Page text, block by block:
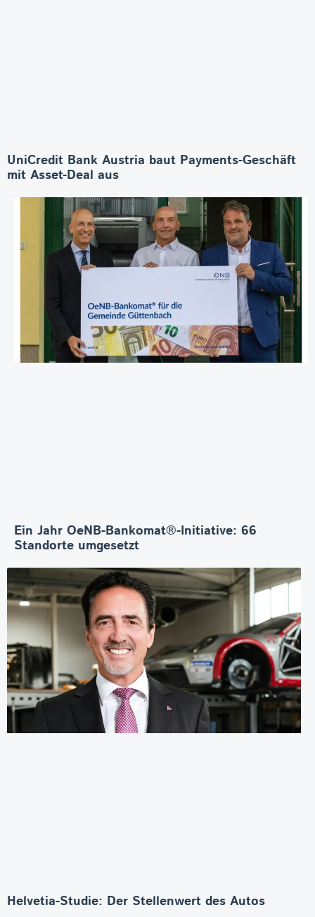
UniCredit Bank Austria baut Payments-Geschäft
mit Asset-Deal aus
Ein Jahr OeNB-Bankomat®-Initiative: 66
Standorte umgesetzt
Helvetia-Studie: Der Stellenwert des Autos